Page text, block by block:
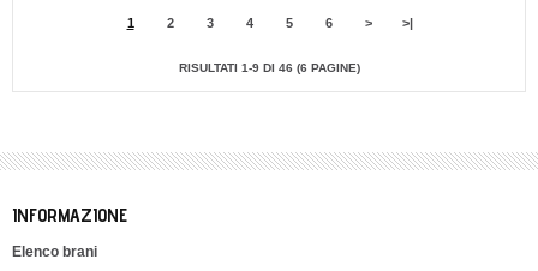
1 2 3 4 5 6 > >|
RISULTATI 1-9 DI 46 (6 PAGINE)
INFORMAZIONE
Elenco brani